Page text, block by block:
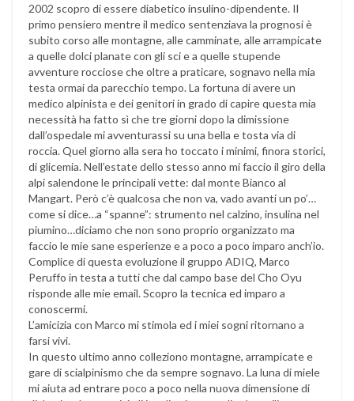
2002 scopro di essere diabetico insulino-dipendente. Il
primo pensiero mentre il medico sentenziava la prognosi è
subito corso alle montagne, alle camminate, alle arrampicate
a quelle dolci planate con gli sci e a quelle stupende
avventure rocciose che oltre a praticare, sognavo nella mia
testa ormai da parecchio tempo. La fortuna di avere un
medico alpinista e dei genitori in grado di capire questa mia
necessità ha fatto sì che tre giorni dopo la dimissione
dall’ospedale mi avventurassi su una bella e tosta via di
roccia. Quel giorno alla sera ho toccato i minimi, finora storici,
di glicemia. Nell’estate dello stesso anno mi faccio il giro della
alpi salendone le principali vette: dal monte Bianco al
Mangart. Però c’è qualcosa che non va, vado avanti un po’…
come si dice…a “spanne”: strumento nel calzino, insulina nel
piumino…diciamo che non sono proprio organizzato ma
faccio le mie sane esperienze e a poco a poco imparo anch’io.
Complice di questa evoluzione il gruppo ADIQ, Marco
Peruffo in testa a tutti che dal campo base del Cho Oyu
risponde alle mie email. Scopro la tecnica ed imparo a
conoscermi.
L’amicizia con Marco mi stimola ed i miei sogni ritornano a
farsi vivi.
In questo ultimo anno colleziono montagne, arrampicate e
gare di scialpinismo che da sempre sognavo. La luna di miele
mi aiuta ad entrare poco a poco nella nuova dimensione di